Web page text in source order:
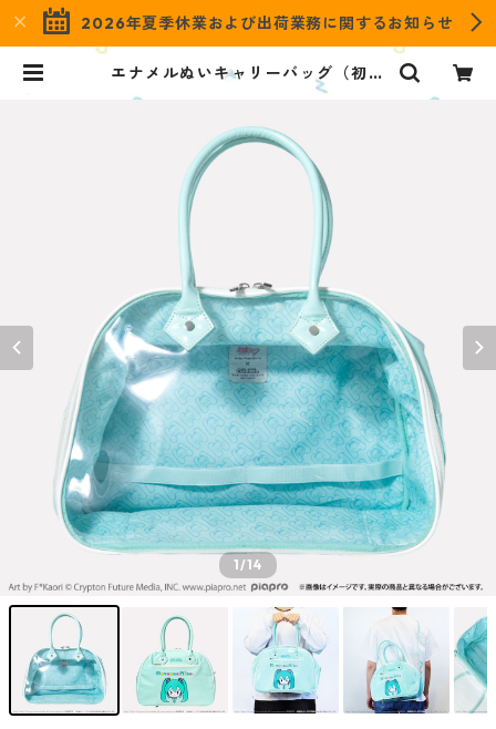
2026年夏季休業および出荷業務に関するお知らせ
エナメルぬいキャリーバッグ（初音
ミク） OENBC-PC-HM | OZaKK
op
1/14